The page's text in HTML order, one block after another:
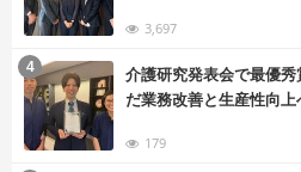
3,697
介護研究発表会で最優
だ業務改善と生産性向上
179
4